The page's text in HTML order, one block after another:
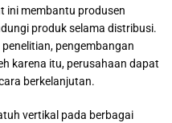
ini membantu produsen
produk selama distribusi.
pengembangan
karena itu, perusahaan dapat
berkelanjutan.
vertikal pada berbagai